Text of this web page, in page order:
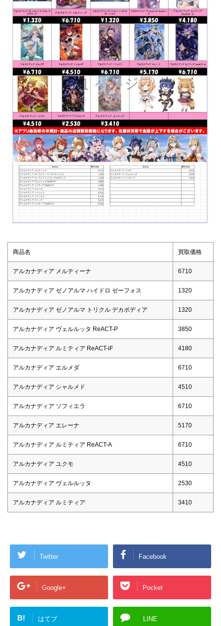
商品名 買取価格
アルカナディア メルティーナ 6710
アルカナディア ゼノアルマ ハイドロ ゼーフォス 1320
アルカナディア ゼノアルマ トリクル デカポディア 1320
アルカナディア ヴェルルッタ ReACT-P 3850
アルカナディア ルミティア ReACT-iF 4180
アルカナディア エルメダ 6710
アルカナディア シャルメド 4510
アルカナディア ソフィエラ 6710
アルカナディア エレーナ 5170
アルカナディア ルミティア ReACT-A 6710
アルカナディア ユクモ 4510
アルカナディア ヴェルルッタ 2530
アルカナディア ルミティア 3410
Twitter Facebook
Google+ Pocket
B! はてブ LINE